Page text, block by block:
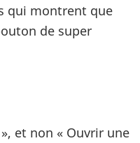
qui montrent que
de super
et non « Ouvrir une